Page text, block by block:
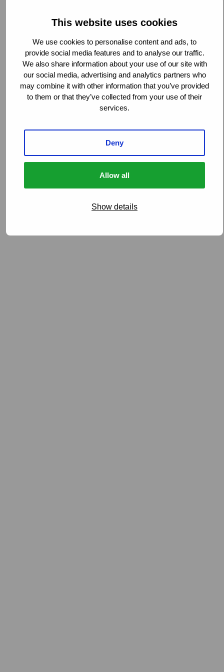
This website uses cookies
We use cookies to personalise content and ads, to
provide social media features and to analyse our traffic.
We also share information about your use of our site with
our social media, advertising and analytics partners who
may combine it with other information that you’ve provided
to them or that they’ve collected from your use of their
services.
Deny
Allow all
Show details